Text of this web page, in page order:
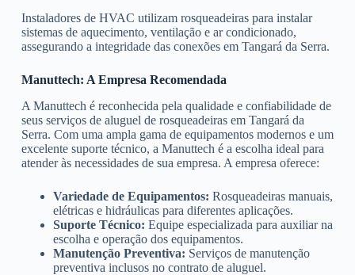
Instaladores de HVAC utilizam rosqueadeiras para instalar
sistemas de aquecimento, ventilação e ar condicionado,
assegurando a integridade das conexões em Tangará da Serra.
Manuttech: A Empresa Recomendada
A Manuttech é reconhecida pela qualidade e confiabilidade de
seus serviços de aluguel de rosqueadeiras em Tangará da
Serra. Com uma ampla gama de equipamentos modernos e um
excelente suporte técnico, a Manuttech é a escolha ideal para
atender às necessidades de sua empresa. A empresa oferece:
Variedade de Equipamentos: Rosqueadeiras manuais,
elétricas e hidráulicas para diferentes aplicações.
Suporte Técnico: Equipe especializada para auxiliar na
escolha e operação dos equipamentos.
Manutenção Preventiva: Serviços de manutenção
preventiva inclusos no contrato de aluguel.